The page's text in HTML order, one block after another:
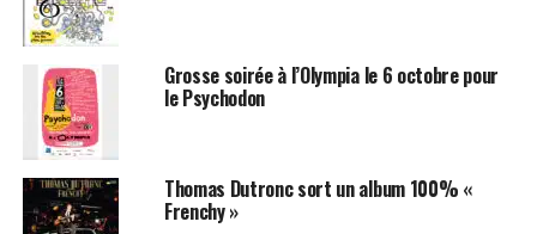
Grosse soirée à l’Olympia le 6 octobre pour
le Psychodon
Thomas Dutronc sort un album 100% «
Frenchy »